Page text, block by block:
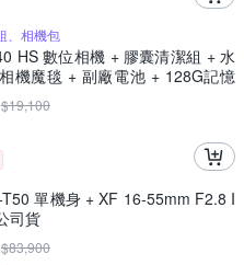
、相機包
HS 數位相機 + 膠囊清潔組 + 水
機魔毯 + 副廠電池 + 128G記憶
司貨)
$19,100
單機身 + XF 16-55mm F2.8 I
司貨
$83,900